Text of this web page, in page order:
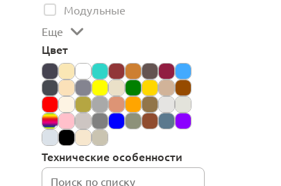
Модульные
Еще
Цвет
Технические особенности